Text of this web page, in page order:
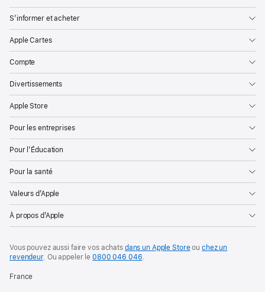
S’informer et acheter
Apple Cartes
Compte
Divertissements
Apple Store
Pour les entreprises
Pour l’Éducation
Pour la santé
Valeurs d’Apple
À propos d’Apple
Vous pouvez aussi faire vos achats dans un Apple Storeouchez un
revendeur. Ouappeler le0800 046 046
France